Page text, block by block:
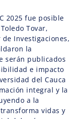
2025 fue posible
Tovar,
de Investigaciones,
la
serán publicados
e impacto
del Cauca
integral y la
a la
vidas y